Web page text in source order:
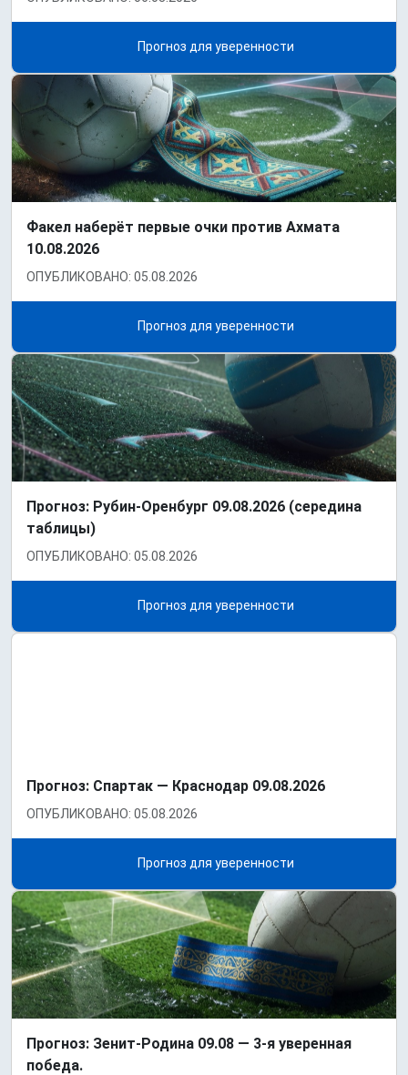
Прогноз для уверенности
Факел наберёт первые очки против Ахмата
10.08.2026
ОПУБЛИКОВАНО: 05.08.2026
Прогноз для уверенности
Прогноз: Рубин-Оренбург 09.08.2026 (середина
таблицы)
ОПУБЛИКОВАНО: 05.08.2026
Прогноз для уверенности
Прогноз: Спартак — Краснодар 09.08.2026
ОПУБЛИКОВАНО: 05.08.2026
Прогноз для уверенности
Прогноз: Зенит-Родина 09.08 — 3-я уверенная
победа.